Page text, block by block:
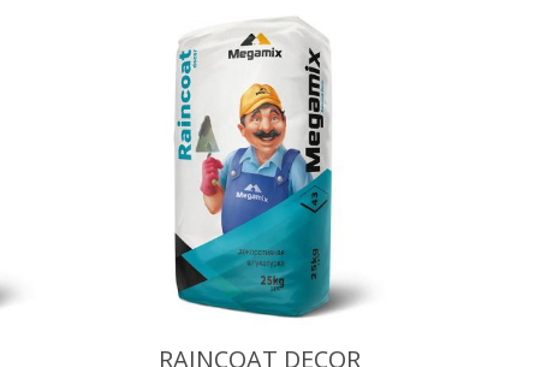
RAINCOAT DECOR